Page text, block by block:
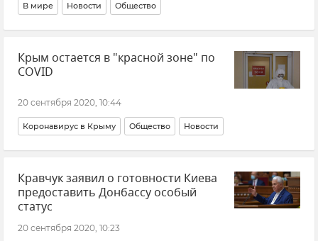
В мире Новости Общество
Крым остается в "красной зоне" по
COVID
20 сентября 2020, 10:44
Коронавирус в Крыму Общество Новости
Кравчук заявил о готовности Киева
предоставить Донбассу особый
статус
20 сентября 2020, 10:23